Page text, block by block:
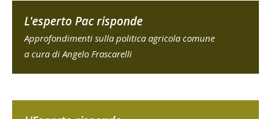
L'esperto Pac risponde
Approfondimenti sulla politica agricola comune
a cura di Angelo Frascarelli